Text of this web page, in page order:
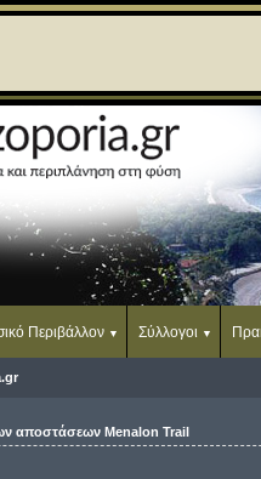
Περιβάλλον Σύλλογοι
αποστάσεων Menalon Trail